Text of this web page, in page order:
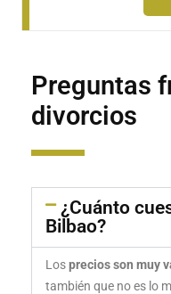
Preguntas
divorcios
¿Cuánto
Bilbao?
Losprecios son muy
también que no es lo